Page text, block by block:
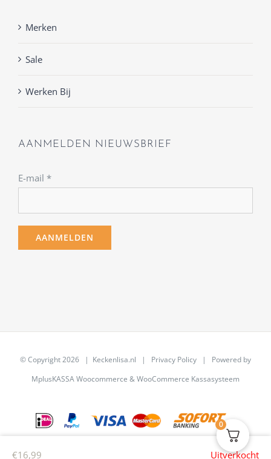
€16,99 Uitverkocht
Merken
Sale
Werken Bij
AANMELDEN NIEUWSBRIEF
E-mail *
© Copyright2026 | Keckenlisa.nl | Privacy Policy | Powered by
MplusKASSA Woocommerce &WooCommerce Kassasysteem
0